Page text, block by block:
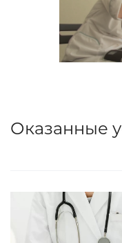
Оказанные